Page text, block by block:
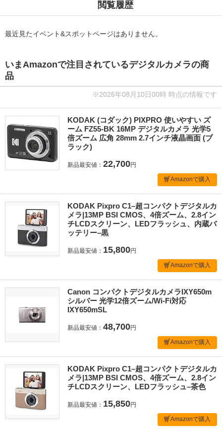
閲覧履歴
最近見たイベント&スポットページはありません。
いまAmazonで注目されているデジタルカメラの商
品
※2026年08月10日00時 時点の情報です
KODAK (コダック) PIXPRO 使いやすい ズ
ーム FZ55-BK 16MP デジタルカメラ 光学5
倍ズーム 広角 28mm 2.7インチ液晶画面 (ブ
ラック)
新品最安値： 22,700円
Amazonで購入
KODAK Pixpro C1–超コンパクトデジタルカ
メラ|13MP BSI CMOS、4倍ズーム、2.8イン
チLCDスクリーン、LEDフラッシュ、内蔵バ
ッテリー–黒
新品最安値： 15,800円
Amazonで購入
Canon コンパクトデジタルカメラIXY650m
シルバー 光学12倍ズーム/Wi-Fi対応
IXY650mSL
新品最安値： 48,700円
Amazonで購入
KODAK Pixpro C1–超コンパクトデジタルカ
メラ|13MP BSI CMOS、4倍ズーム、2.8イン
チLCDスクリーン、LEDフラッシュ–茶色
新品最安値： 15,850円
Amazonで購入